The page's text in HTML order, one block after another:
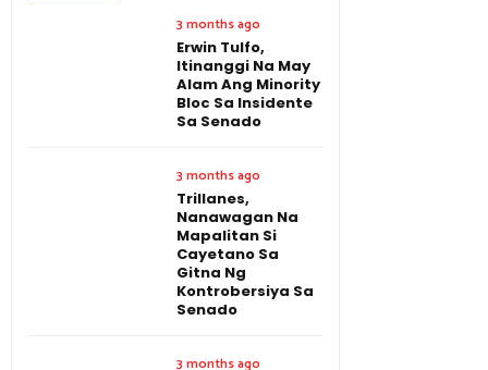
3 months ago
Erwin Tulfo,
Itinanggi Na May
Alam Ang Minority
Bloc Sa Insidente
Sa Senado
3 months ago
Trillanes,
Nanawagan Na
Mapalitan Si
Cayetano Sa
Gitna Ng
Kontrobersiya Sa
Senado
3 months ago